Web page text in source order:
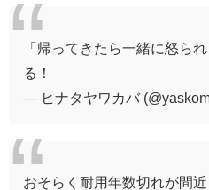
「帰ってきたら一緒に怒ら
る！
— ヒナタヤワカバ
おそらく耐用年数切れが間